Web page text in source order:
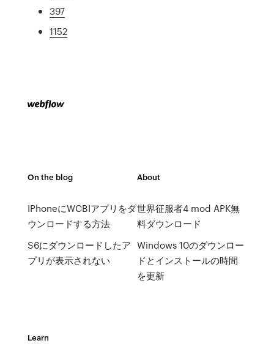
397
1152
On the blog
IPhoneにWCBIアプリをダ
ウンロードする方法
S6にダウンロードしたア
プリが表示されない
About
世界征服者4 mod APK無
料ダウンロード
Windows 10のダウンロー
ドとインストールの時間
を更新
Learn